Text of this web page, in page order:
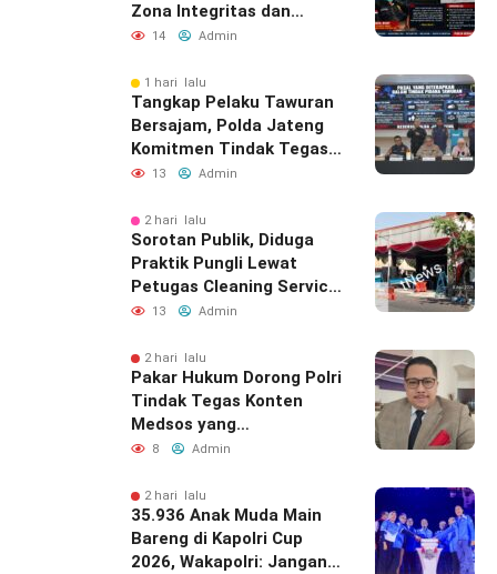
Zona Integritas dan
WBBM Bea Cukai Juanda
14 Admin
1 hari lalu
Tangkap Pelaku Tawuran
Bersajam, Polda Jateng
Komitmen Tindak Tegas
Kelompok Remaja yang
13 Admin
2 hari lalu
Sorotan Publik, Diduga
Praktik Pungli Lewat
Petugas Cleaning Service
Samsat Timur
13 Admin
2 hari lalu
Pakar Hukum Dorong Polri
Tindak Tegas Konten
Medsos yang
Mengandung Provokasi
8 Admin
2 hari lalu
35.936 Anak Muda Main
Bareng di Kapolri Cup
2026, Wakapolri: Jangan